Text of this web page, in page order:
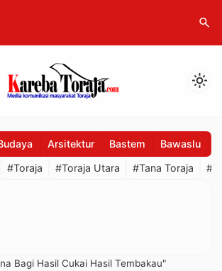
search
light_mode
Arsitektur Bastem Bawaslu
#Toraja #Toraja Utara #Tana Toraja
Bagi Hasil Cukai Hasil Tembakau"